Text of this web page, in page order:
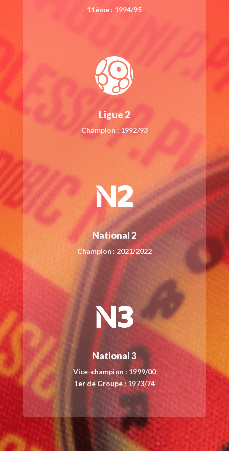
11ème : 1994/95
Ligue 2
Champion : 1992/93
National 2
Champion : 2021/2022
National 3
Vice-champion : 1999/00
1er de Groupe : 1973/74